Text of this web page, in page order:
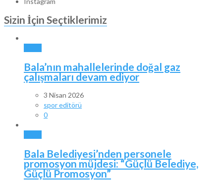
Sizin İçin Seçtiklerimiz
Bala’nın mahallelerinde doğal gaz
çalışmaları devam ediyor
3 Nisan 2026
spor editörü
0
Bala Belediyesi’nden personele
promosyon müjdesi: “Güçlü Belediye,
Güçlü Promosyon”